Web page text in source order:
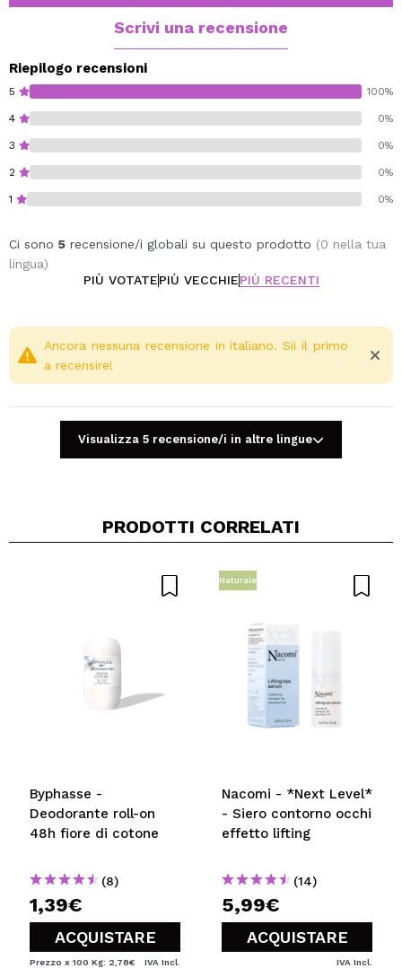
Scrivi una recensione
Riepilogo recensioni
5 100%
4 0%
3 0%
2 0%
1 0%
Ci sono 5 recensione/i globali su questo prodotto (0 nella tua
lingua)
PIÙ VOTATEPIÙ VECCHIEPIÙ RECENTI
Condividi un video o una foto
5/5
Ancora nessuna recensione in italiano. Sii il primo
a recensire!
Visualizza 5 recensione/i in altre lingue
PRODOTTI CORRELATI
Byphasse -
Deodorante roll-on
48h fiore di cotone
(8)
1,39€
ACQUISTARE
Prezzo x 100 Kg: 2,78€ IVA Incl.
Naturale
Nacomi - *Next Level*
- Siero contorno occhi
effetto lifting
(14)
5,99€
ACQUISTARE
IVA Incl.